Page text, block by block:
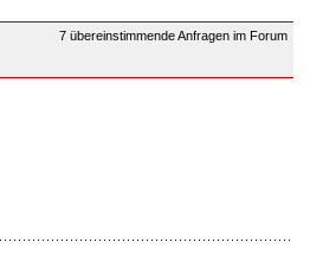
7 übereinstimmende Anfragen im Forum